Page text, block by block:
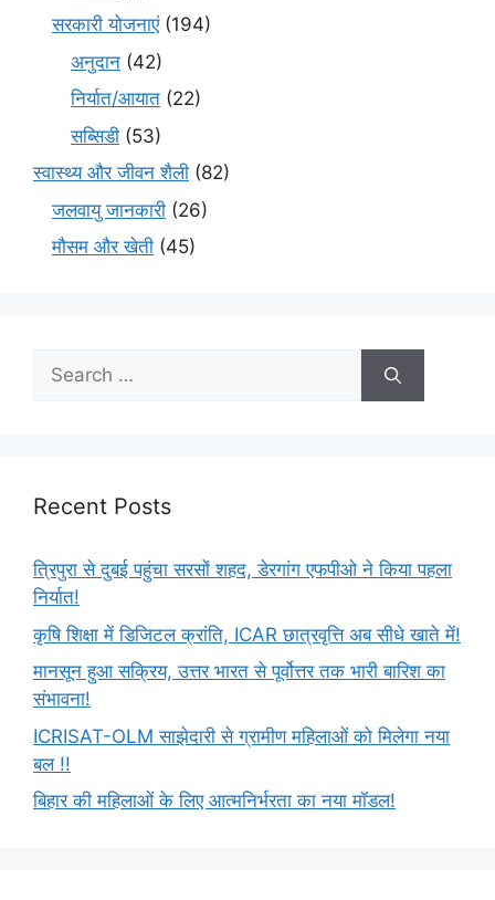
सरकारी योजनाएं(194)
अनुदान (42)
निर्यात/आयात (22)
सब्सिडी (53)
स्वास्थ्य और जीवन शैली (82)
जलवायु जानकारी (26)
मौसम और खेती (45)
Recent Posts
त्रिपुरा से दुबई पहुंचा सरसों शहद, डेरगांग एफपीओ ने किया पहला
निर्यात!
कृषि शिक्षा में डिजिटल क्रांति, ICAR छात्रवृत्ति अब सीधे खाते में!
मानसून हुआ सक्रिय, उत्तर भारत से पूर्वोत्तर तक भारी बारिश का
संभावना!
ICRISAT-OLM साझेदारी से ग्रामीण महिलाओं को मिलेगा नया
बल !!
बिहार की महिलाओं के लिए आत्मनिर्भरता का नया मॉडल!